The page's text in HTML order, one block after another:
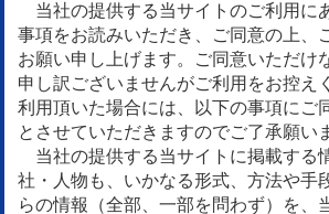
当社の提供する当サイトのご利用に
事項をお読みいただき、ご同意の上、
お願い申し上げます。ご同意いただけ
申し訳ございませんがご利用をお控え
利用頂いた場合には、以下の事項にご
とさせていただきますのでご了承願い
当社の提供する当サイトに掲載する
社・人物も、いかなる形式、方法や手
らの情報（全部、一部を問わず）を、